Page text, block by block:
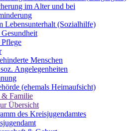
im Alter und bei
Lebensunterhalt (Sozialhilfe)
Menschen
Angelegenheiten
(ehemals Heimaufsicht)
& Familie
Übersicht
des Kreisjugendamtes